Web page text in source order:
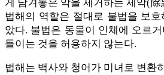
게 남겨놓은 악을 제거하는 제악(
법해의 역할은 절대로 불법을 보
았다. 불법은 동물이 인체에 오르
들이는 것을 허용하지 않는다.
법해는 백사와 청어가 미녀로 변환